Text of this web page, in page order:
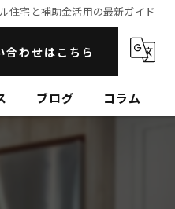
住宅と補助金活用の最新ガイド
合わせはこちら
ブログ コラム